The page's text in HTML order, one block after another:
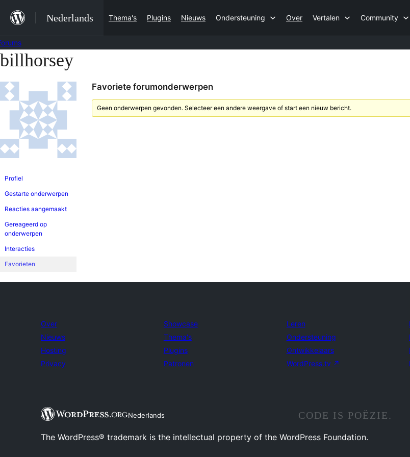
naar
de
inhoud
Nederlands Thema's Plugins Nieuws Ondersteuning Over Vertalen Community
Ga
de
inhoud
billhorsey
Profiel
Gestarte onderwerpen
Reacties aangemaakt
Gereageerd op
onderwerpen
Interacties
Favorieten
Favoriete forumonderwerpen
Geen onderwerpen gevonden. Selecteer een andere weergave of start een nieuw bericht.
Over
Nieuws
Hosting
Privacy
Showcase
Thema's
Plugins
Patronen
Leren
Ondersteuning
Ontwikkelaars
WordPress.tv ↗
Nederlands CODE IS POËZIE.
The WordPress® trademark is the intellectual property of the WordPress Foundation.